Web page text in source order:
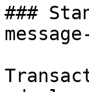
###